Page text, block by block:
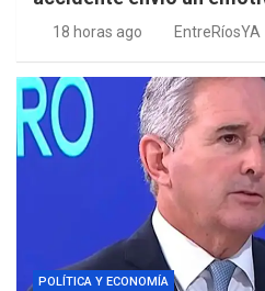
18 horas ago EntreRíosYA
POLÍTICA Y ECONOMÍA